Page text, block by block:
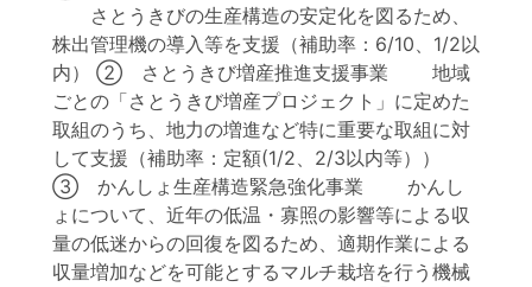
さとうきびの生産構造の安定化を図るため、
株出管理機の導入等を支援（補助率：6/10、1/2以
内） ② さとうきび増産推進支援事業 地域
ごとの「さとうきび増産プロジェクト」に定めた
取組のうち、地力の増進など特に重要な取組に対
して支援（補助率：定額(1/2、2/3以内等））
③ かんしょ生産構造緊急強化事業 かんし
ょについて、近年の低温・寡照の影響等による収
量の低迷からの回復を図るため、適期作業による
収量増加などを可能とするマルチ栽培を行う機械